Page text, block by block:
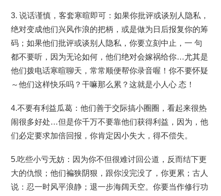
3. 说话谨慎，客套寒暄即可：如果你批评或谈别人隐私，
绝对变成他们兴风作浪的把柄，或是做为日后报复你的筹
码；如果他们批评或谈别人隐私，你要立刻中止，一 句
都不要听，因为无论如何，他们绝对会嫁祸给你…尤其是
他们拨电话寒暄聊天，常常顺便帮你录音喔！你不要怀疑
～他们这样快乐吗？干嘛那么累？这就是小人心 态！
4.不要有利益瓜葛：他们善于交际搞小圈圈，看起来很热
闹很多好处…但是你千万不要靠他们获得利益，因为，他
们必定要求加倍回报，你肯定因小失大，得不偿失。
5.吃些小亏无妨：因为你不但很难讨回公道，反而结下更
大的仇恨；他们褊狭阴狠，跟你没完没了，你更累；古人
说：忍一时风平浪静；退一步海阔天空。你要当作修行功